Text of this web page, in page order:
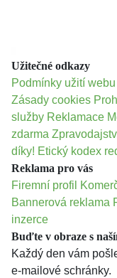
Užitečné odkazy
Podmínky užití webu
Zásady cookies
služby Reklamace
zdarma
díky! Etický kodex
Reklama pro vás
Firemní profil
Bannerová reklama
inzerce
Buďte v obraze s
Každý den vám
e-mailové schránky.